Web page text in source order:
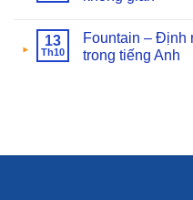
13
Th10
Fountain – Định
trong tiếng Anh